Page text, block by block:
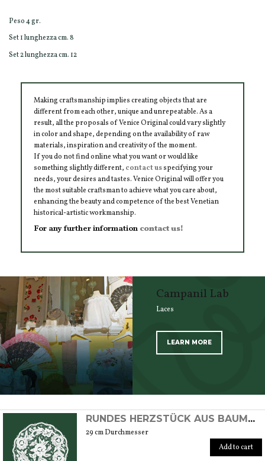
Peso 4 gr.
Set 1 lunghezza cm. 8
Set 2 lunghezza cm. 12
Making craftsmanship implies creating objects that are
different from each other, unique and unrepeatable. As a
result, all the proposals of Venice Original could vary slightly
in color and shape, depending on the availability of raw
materials, inspiration and creativity of the moment.
If you do not find online what you want or would like
something slightly different, contact usspecifying your
needs, your desires and tastes. Venice Original will offer you
the most suitable craftsman to achieve what you care about,
enhancing the beauty and competence of the best Venetian
historical-artistic workmanship.
For any further information contact us!
Campanil Lab
Laces
LEARN MORE
RUNDES HERZSTÜCK AUS BAUMWOLLE, HANDGEFERTIGT MIT BURANO-STICH
29 cm Durchmesser
Add to cart